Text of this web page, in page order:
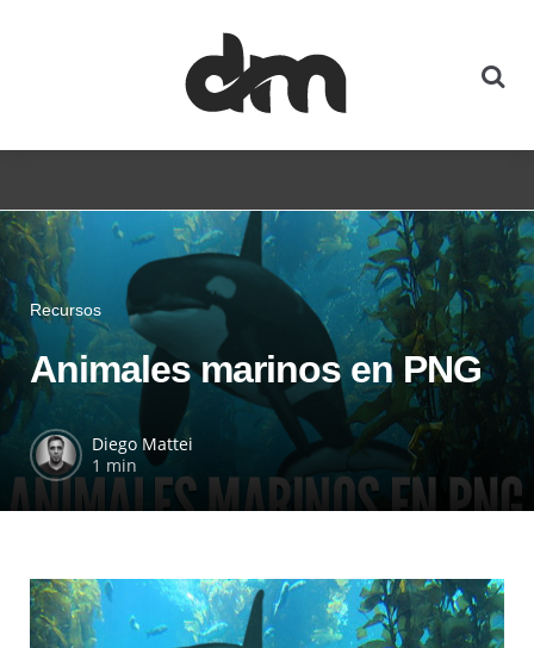
Recursos
Animales marinos en PNG
Diego Mattei
1 min